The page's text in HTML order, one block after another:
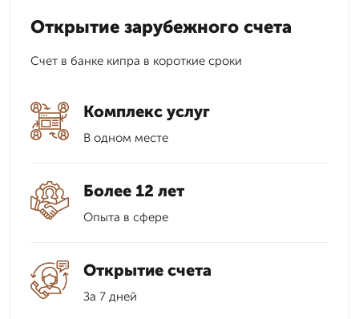
Открытие зарубежного счета
Счет в банке кипра в короткие сроки
Комплекс услуг
В одном месте
Более 12 лет
Опыта в сфере
Открытие счета
За 7 дней